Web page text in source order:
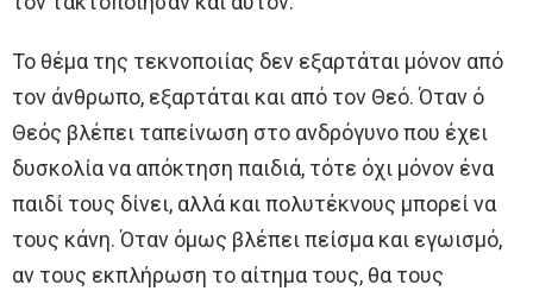
Το θέμα της τεκνοποιίας δεν εξαρτάται μόνον από
τον άνθρωπο, εξαρτάται και από τον Θεό. Όταν ό
Θεός βλέπει ταπείνωση στο ανδρόγυνο που έχει
δυσκολία να απόκτηση παιδιά, τότε όχι μόνον ένα
παιδί τους δίνει, αλλά και πολυτέκνους μπορεί να
τους κάνη. Όταν όμως βλέπει πείσμα και εγωισμό,
αν τους εκπλήρωση το αίτημα τους, θα τους